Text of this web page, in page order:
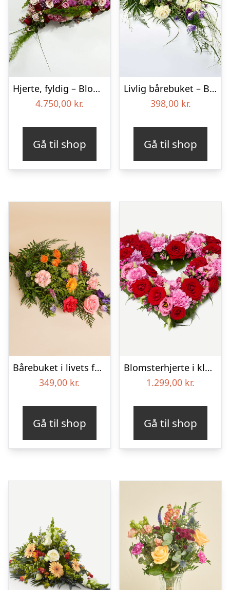
Hjerte, fyldig – Blomster til begravelse
4.750,00 kr.
Gå til shop
Livlig bårebuket – Blomster til begravelse
398,00 kr.
Gå til shop
Bårebuket i livets farver
349,00 kr.
Gå til shop
Blomsterhjerte i klassisk stil – pink
1.299,00 kr.
Gå til shop